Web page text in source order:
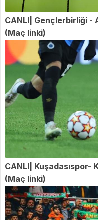
CANLI| Gençlerbirliği -
(Maç linki)
CANLI| Kuşadasıspor-
(Maç linki)